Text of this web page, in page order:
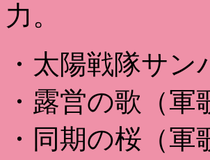
力。
・太陽戦隊サン
・露営の歌（軍
・同期の桜（軍